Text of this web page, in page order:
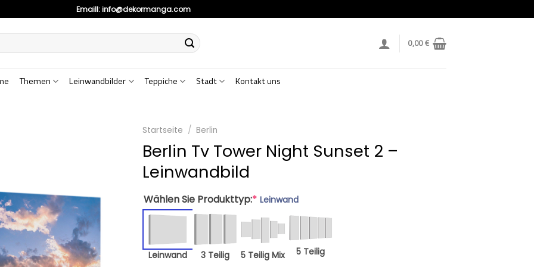
Emaill:info@dekormanga.com
0,00€
Themen Leinwandbilder Teppiche Stadt Kontakt uns
Startseite / Berlin
Berlin Tv Tower Night Sunset 2 –
Leinwandbild
Wählen Sie Produkttyp:* Leinwand
Leinwand 3 Teilig 5 Teilig Mix 5 Teilig